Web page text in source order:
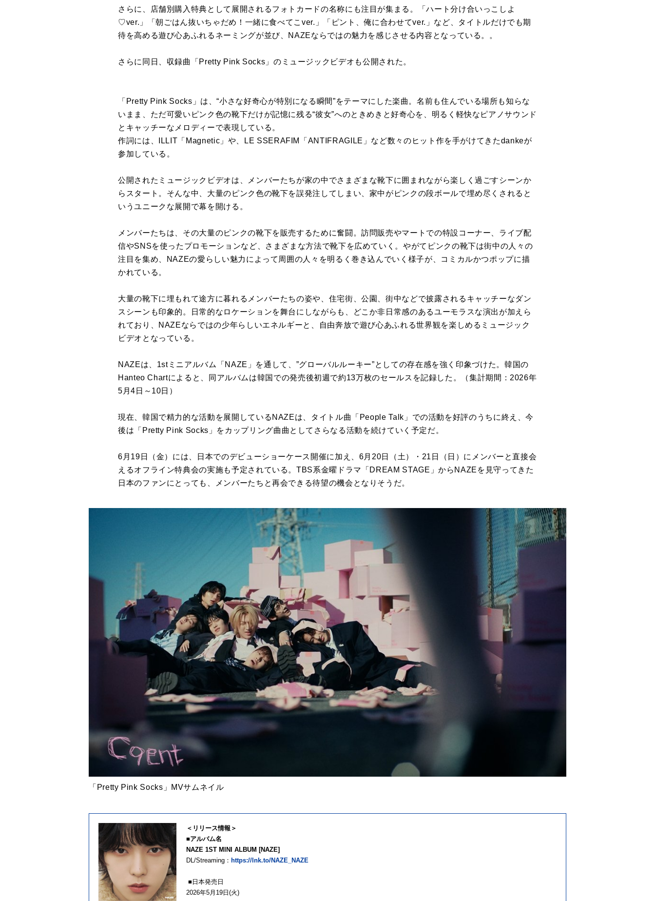
さらに、店舗別購入特典として展開されるフォトカードの名称にも注目が集まる。「ハート分け合いっこしよ
♡ver.」「朝ごはん抜いちゃだめ！一緒に食べてこver.」「ピント、俺に合わせてver.」など、タイトルだけでも期
待を高める遊び心あふれるネーミングが並び、NAZEならではの魅力を感じさせる内容となっている。。
さらに同日、収録曲「Pretty Pink Socks」のミュージックビデオも公開された。
「Pretty Pink Socks」は、“小さな好奇心が特別になる瞬間”をテーマにした楽曲。名前も住んでいる場所も知らな
いまま、ただ可愛いピンク色の靴下だけが記憶に残る“彼女”へのときめきと好奇心を、明るく軽快なピアノサウンド
とキャッチーなメロディーで表現している。
作詞には、ILLIT「Magnetic」や、LE SSERAFIM「ANTIFRAGILE」など数々のヒット作を手がけてきたdankeが
参加している。
公開されたミュージックビデオは、メンバーたちが家の中でさまざまな靴下に囲まれながら楽しく過ごすシーンか
らスタート。そんな中、大量のピンク色の靴下を誤発注してしまい、家中がピンクの段ボールで埋め尽くされると
いうユニークな展開で幕を開ける。
メンバーたちは、その大量のピンクの靴下を販売するために奮闘。訪問販売やマートでの特設コーナー、ライブ配
信やSNSを使ったプロモーションなど、さまざまな方法で靴下を広めていく。やがてピンクの靴下は街中の人々の
注目を集め、NAZEの愛らしい魅力によって周囲の人々を明るく巻き込んでいく様子が、コミカルかつポップに描
かれている。
大量の靴下に埋もれて途方に暮れるメンバーたちの姿や、住宅街、公園、街中などで披露されるキャッチーなダン
スシーンも印象的。日常的なロケーションを舞台にしながらも、どこか非日常感のあるユーモラスな演出が加えら
れており、NAZEならではの少年らしいエネルギーと、自由奔放で遊び心あふれる世界観を楽しめるミュージック
ビデオとなっている。
NAZEは、1stミニアルバム「NAZE」を通して、”グローバルルーキー”としての存在感を強く印象づけた。韓国の
Hanteo Chartによると、同アルバムは韓国での発売後初週で約13万枚のセールスを記録した。（集計期間：2026年
5月4日～10日）
現在、韓国で精力的な活動を展開しているNAZEは、タイトル曲「People Talk」での活動を好評のうちに終え、今
後は「Pretty Pink Socks」をカップリング曲曲としてさらなる活動を続けていく予定だ。
6月19日（金）には、日本でのデビューショーケース開催に加え、6月20日（土）・21日（日）にメンバーと直接会
えるオフライン特典会の実施も予定されている。TBS系金曜ドラマ「DREAM STAGE」からNAZEを見守ってきた
日本のファンにとっても、メンバーたちと再会できる待望の機会となりそうだ。
「Pretty Pink Socks」MVサムネイル
＜リリース情報＞
■アルバム名
NAZE 1ST MINI ALBUM [NAZE]
DL/Streaming： https://lnk.to/NAZE_NAZE
■日本発売日
2026年5月19日(火)